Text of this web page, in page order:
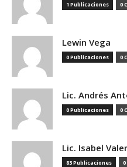
1 Publicaciones 0
Lewin Vega
0 Publicaciones 0
Lic. Andrés
0 Publicaciones 0
Lic. Isabel
83 Publicaciones 0